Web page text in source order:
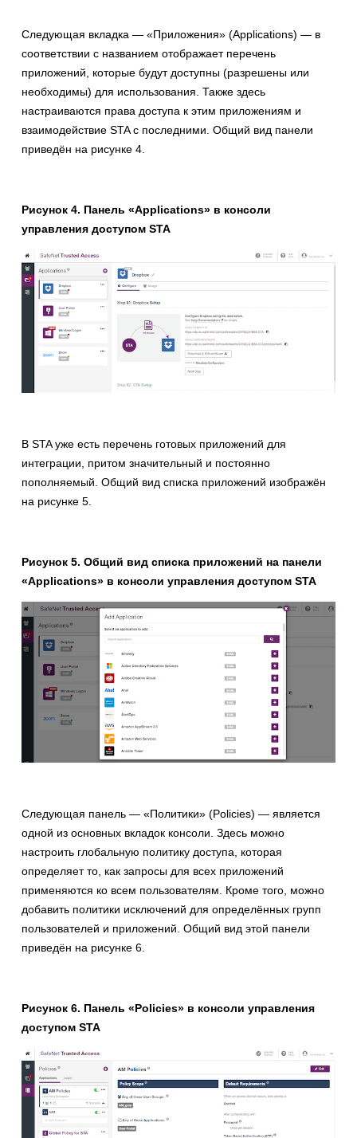
Следующая вкладка — «Приложения» (Applications) — в
соответствии с названием отображает перечень
приложений, которые будут доступны (разрешены или
необходимы) для использования. Также здесь
настраиваются права доступа к этим приложениям и
взаимодействие STA с последними. Общий вид панели
приведён на рисунке 4.
Рисунок 4. Панель «Applications» в консоли
управления доступом STA
В STA уже есть перечень готовых приложений для
интеграции, притом значительный и постоянно
пополняемый. Общий вид списка приложений изображён
на рисунке 5.
Рисунок 5. Общий вид списка приложений на панели
«Applications» в консоли управления доступом STA
Следующая панель — «Политики» (Policies) — является
одной из основных вкладок консоли. Здесь можно
настроить глобальную политику доступа, которая
определяет то, как запросы для всех приложений
применяются ко всем пользователям. Кроме того, можно
добавить политики исключений для определённых групп
пользователей и приложений. Общий вид этой панели
приведён на рисунке 6.
Рисунок 6. Панель «Policies» в консоли управления
доступом STA